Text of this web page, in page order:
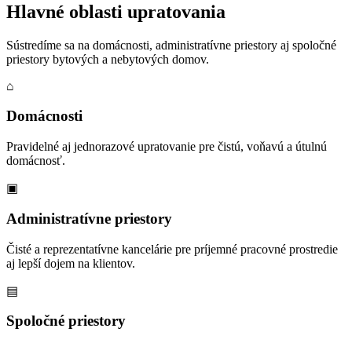
Hlavné oblasti upratovania
Sústredíme sa na domácnosti, administratívne priestory aj spoločné
priestory bytových a nebytových domov.
⌂
Domácnosti
Pravidelné aj jednorazové upratovanie pre čistú, voňavú a útulnú
domácnosť.
▣
Administratívne priestory
Čisté a reprezentatívne kancelárie pre príjemné pracovné prostredie
aj lepší dojem na klientov.
▤
Spoločné priestory